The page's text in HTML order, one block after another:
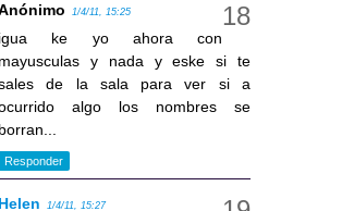
1/4/11, 15:25
igua ke yo ahora con
mayusculas y nada y eske si te
de la sala para ver si a
algo los nombres se
borran...
Responder
Helen 1/4/11, 15:27